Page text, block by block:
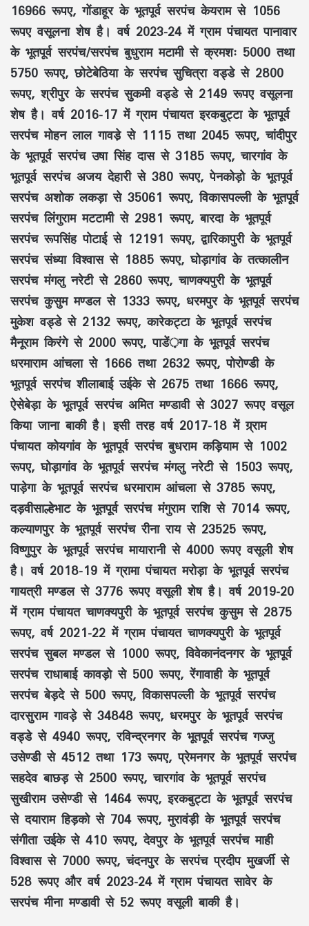
16966 रूपए, गोंडाहूर के भूतपूर्व सरपंच केयराम से 1056
रूपए वसूलना शेष है। वर्ष 2023-24 में ग्राम पंचायत पानावार
के भूतपूर्व सरपंच/सरपंच बुधुराम मटामी से क्रमशः 5000 तथा
5750 रूपए, छोटेबेठिया के सरपंच सुचित्रा वड्डे से 2800
रूपए, श्रीपुर के सरपंच सुकमी वड्डे से 2149 रूपए वसूलना
शेष है। वर्ष 2016-17 में ग्राम पंचायत इरकबुट्टा के भूतपूर्व
सरपंच मोहन लाल गावडे़ से 1115 तथा 2045 रूपए, चांदीपुर
के भूतपूर्व सरपंच उषा सिंह दास से 3185 रूपए, चारगांव के
भूतपूर्व सरपंच अजय देहारी से 380 रूपए, पेनकोड़ो के भूतपूर्व
सरपंच अशोक लकड़ा से 35061 रूपए, विकासपल्ली के भूतपूर्व
सरपंच लिंगुराम मटटामी से 2981 रूपए, बारदा के भूतपूर्व
सरपंच रूपसिंह पोटाई से 12191 रूपए, द्वारिकापुरी के भूतपूर्व
सरपंच संध्या विश्वास से 1885 रूपए, घोड़ागांव के तत्कालीन
सरपंच मंगलु नरेटी से 2860 रूपए, चाणक्यपुरी के भूतपूर्व
सरपंच कुसुम मण्डल से 1333 रूपए, धरमपुर के भूतपूर्व सरपंच
मुकेश वड्डे से 2132 रूपए, कारेकट्टा के भूतपूर्व सरपंच
मैनूराम किरंगे से 2000 रूपए, पाडें़गा के भूतपूर्व सरपंच
धरमाराम आंचला से 1666 तथा 2632 रूपए, पोरोण्डी के
भूतपूर्व सरपंच शीलाबाई उईके से 2675 तथा 1666 रूपए,
ऐसेबेड़ा के भूतपूर्व सरपंच अमित मण्डावी से 3027 रूपए वसूल
किया जाना बाकी है। इसी तरह वर्ष 2017-18 में ग्र्राम
पंचायत कोयगांव के भूतपूर्व सरपंच बुधराम कड़ियाम से 1002
रूपए, घोड़ागांव के भूतपूर्व सरपंच मंगलु नरेटी से 1503 रूपए,
पाड़ेगा के भूतपूर्व सरपंच धरमाराम आंचला से 3785 रूपए,
दड़वीसाल्हेभाट के भूतपूर्व सरपंच मंगुराम राशि से 7014 रूपए,
कल्याणपुर के भूतपूर्व सरपंच रीना राय से 23525 रूपए,
विष्णुपुर के भूतपूर्व सरपंच मायारानी से 4000 रूपए वसूली शेष
है। वर्ष 2018-19 में ग्रामा पंचायत मरोड़ा के भूतपूर्व सरपंच
गायत्री मण्डल से 3776 रूपए वसूली शेष है। वर्ष 2019-20
में ग्राम पंचायत चाणक्यपुरी के भूतपूर्व सरपंच कुसुम से 2875
रूपए, वर्ष 2021-22 में ग्राम पंचायत चाणक्यपुरी के भूतपूर्व
सरपंच सुबल मण्डल से 1000 रूपए, विवेकानंदनगर के भूतपूर्व
सरपंच राधाबाई कावड़ो से 500 रूपए, रेंगावाही के भूतपूर्व
सरपंच बेड़दे से 500 रूपए, विकासपल्ली के भूतपूर्व सरपंच
दारसुराम गावड़े से 34848 रूपए, धरमपुर के भूतपूर्व सरपंच
वड्डे से 4940 रूपए, रविन्द्रनगर के भूतपूर्व सरपंच गज्जु
उसेण्डी से 4512 तथा 173 रूपए, प्रेमनगर के भूतपूर्व सरपंच
सहदेव बाछड़ से 2500 रूपए, चारगांव के भूतपूर्व सरपंच
सुखीराम उसेण्डी से 1464 रूपए, इरकबुट्टा के भूतपूर्व सरपंच
से दयाराम हिड़को से 704 रूपए, मुरावंड़ी के भूतपूर्व सरपंच
संगीता उईके से 410 रूपए, देवपुर के भूतपूर्व सरपंच माही
विश्वास से 7000 रूपए, चंदनपुर के सरपंच प्रदीप मुखर्जी से
528 रूपए और वर्ष 2023-24 में ग्राम पंचायत सावेर के
सरपंच मीना मण्डावी से 52 रूपए वसूली बाकी है।